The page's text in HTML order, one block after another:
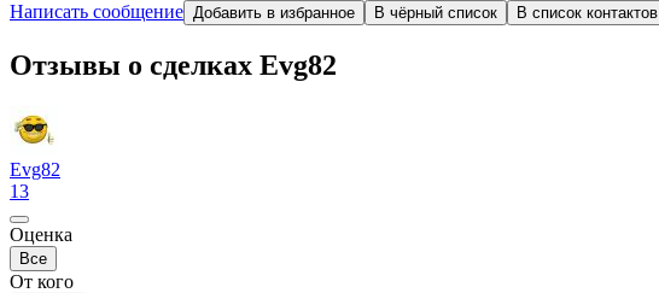
Написать сообщение Добавить в избранное В чёрный список В список контактов
Отзывы о сделках Evg82
Evg82
13
Оценка
Все
От кого